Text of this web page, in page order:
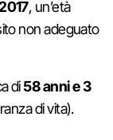
, un’età
non adeguato
di58 anni e 3
di vita).